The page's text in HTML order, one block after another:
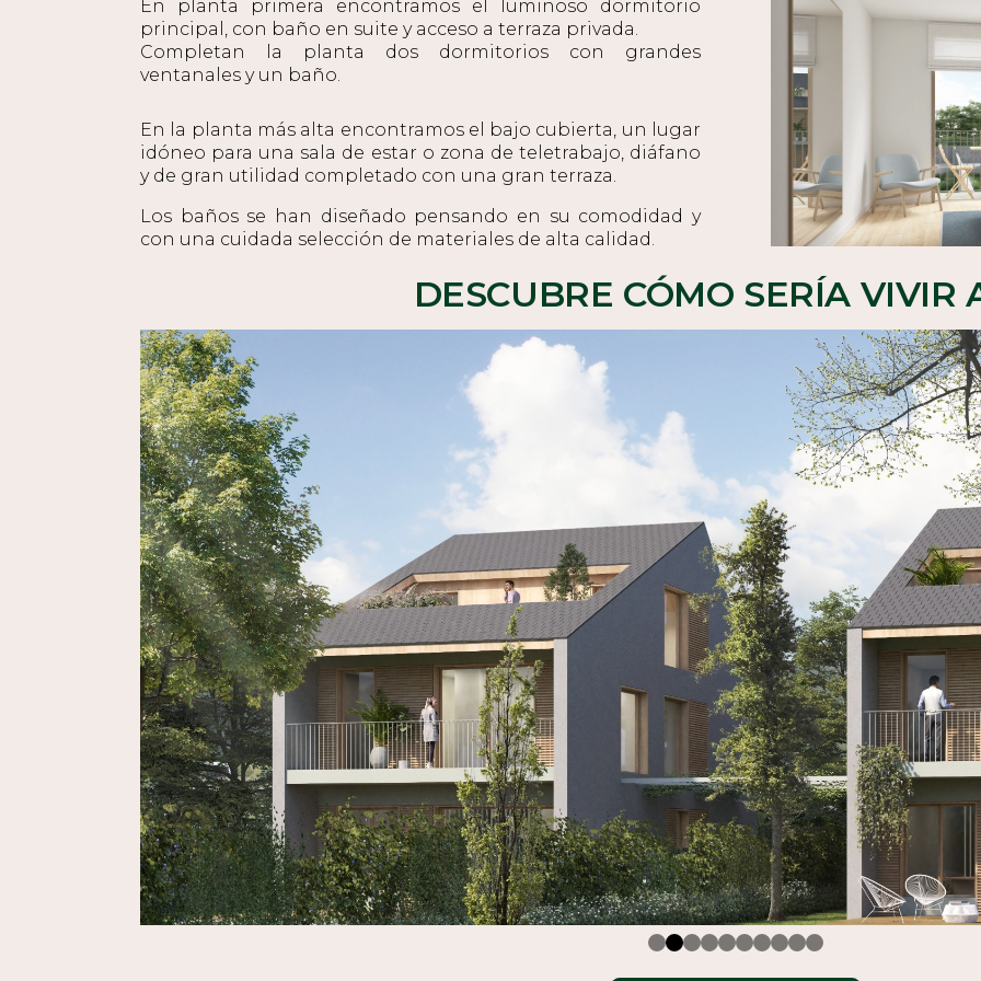
En planta primera encontramos el luminoso dormitorio
principal, con baño en suite y acceso a terraza privada.
Completan la planta dos dormitorios con grandes
ventanales y un baño.
En la planta más alta encontramos el bajo cubierta, un lugar
idóneo para una sala de estar o zona de teletrabajo, diáfano
y de gran utilidad completado con una gran terraza.
Los baños se han diseñado pensando en su comodidad y
con una cuidada selección de materiales de alta calidad.
DESCUBRE CÓMO SERÍA VIVIR